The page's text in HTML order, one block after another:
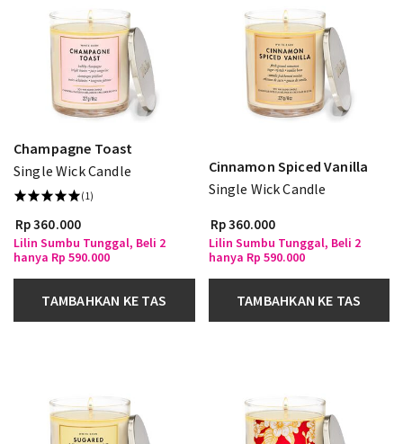
Champagne Toast
Single Wick Candle
(1)
Rp 360.000
Lilin Sumbu Tunggal, Beli 2
hanya Rp 590.000
TAMBAHKAN KE TAS
Cinnamon Spiced Vanilla
Single Wick Candle
Rp 360.000
Lilin Sumbu Tunggal, Beli 2
hanya Rp 590.000
TAMBAHKAN KE TAS